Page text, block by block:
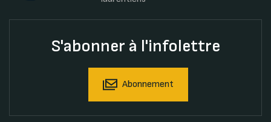
S'abonner à l'infolettre
Abonnement